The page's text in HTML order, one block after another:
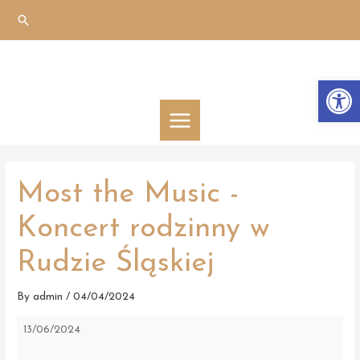
content
Search
Most the Music -
Koncert rodzinny w
Rudzie Śląskiej
Byadmin/04/04/2024
Most
13/06/2024